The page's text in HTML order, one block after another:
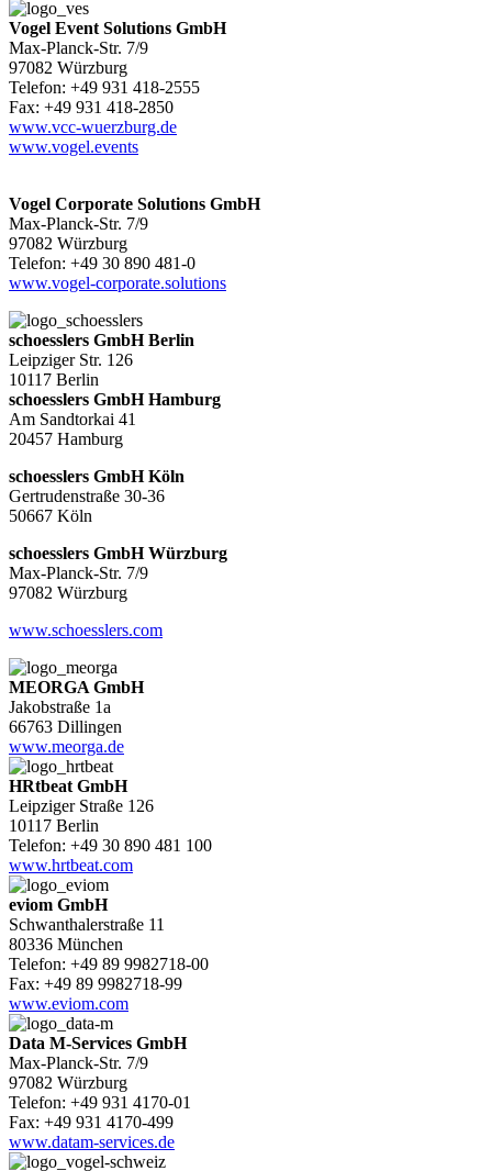
Vogel Event Solutions GmbH
Max-Planck-Str. 7/9
97082 Würzburg
Telefon: +49 931 418-2555
Fax: +49 931 418-2850
www.vcc-wuerzburg.de
www.vogel.events
Vogel Corporate Solutions GmbH
Max-Planck-Str. 7/9
97082 Würzburg
Telefon: +49 30 890 481-0
www.vogel-corporate.solutions
schoesslers GmbH Berlin
Leipziger Str. 126
10117 Berlin
schoesslers GmbH Hamburg
Am Sandtorkai 41
20457 Hamburg
schoesslers GmbH Köln
Gertrudenstraße 30-36
50667 Köln
schoesslers GmbH Würzburg
Max-Planck-Str. 7/9
97082 Würzburg
www.schoesslers.com
MEORGA GmbH
Jakobstraße 1a
66763 Dillingen
www.meorga.de
HRtbeat GmbH
Leipziger Straße 126
10117 Berlin
Telefon: +49 30 890 481 100
www.hrtbeat.com
eviom GmbH
Schwanthalerstraße 11
80336 München
Telefon: +49 89 9982718-00
Fax: +49 89 9982718-99
www.eviom.com
Data M-Services GmbH
Max-Planck-Str. 7/9
97082 Würzburg
Telefon: +49 931 4170-01
Fax: +49 931 4170-499
www.datam-services.de